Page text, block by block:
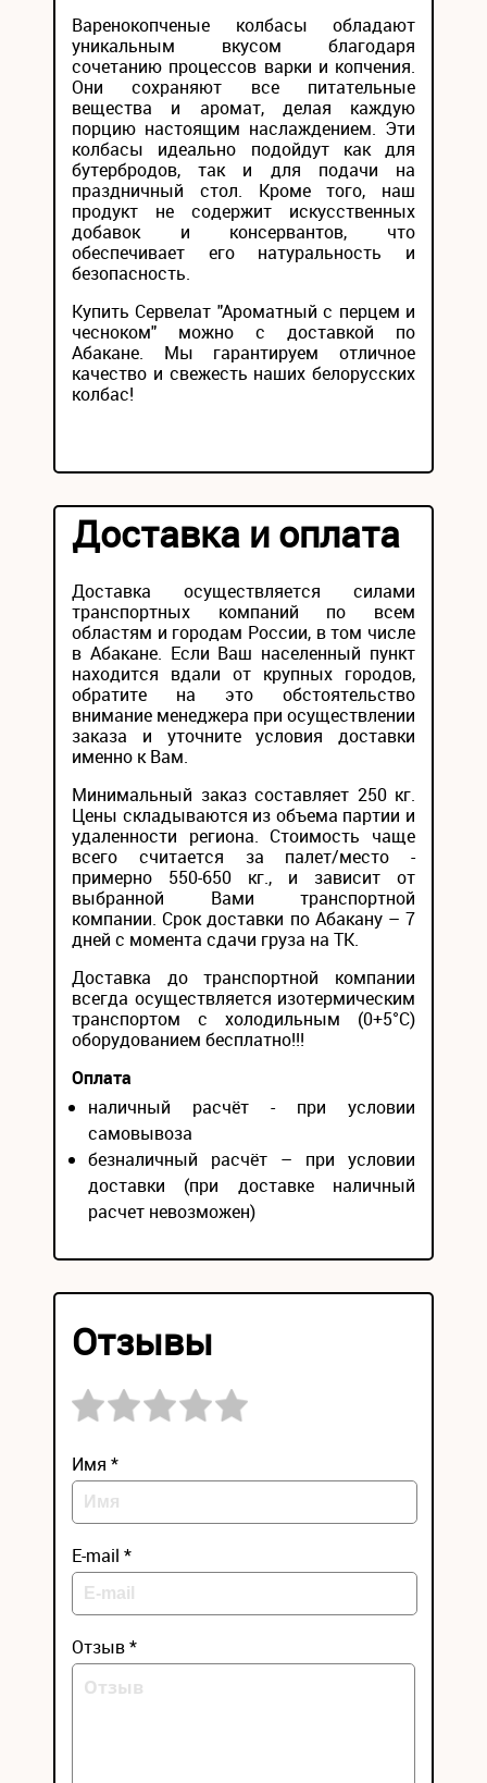
Варенокопченые колбасы обладают
уникальным вкусом благодаря
сочетанию процессов варки и копчения.
Они сохраняют все питательные
вещества и аромат, делая каждую
порцию настоящим наслаждением. Эти
колбасы идеально подойдут как для
бутербродов, так и для подачи на
праздничный стол. Кроме того, наш
продукт не содержит искусственных
добавок и консервантов, что
обеспечивает его натуральность и
безопасность.
Купить Сервелат "Ароматный с перцем и
чесноком" можно с доставкой по
Абакане. Мы гарантируем отличное
качество и свежесть наших белорусских
колбас!
Доставка и оплата
Доставка осуществляется силами
транспортных компаний по всем
областям и городам России, в том числе
в Абакане. Если Ваш населенный пункт
находится вдали от крупных городов,
обратите на это обстоятельство
внимание менеджера при осуществлении
заказа и уточните условия доставки
именно к Вам.
Минимальный заказ составляет 250 кг.
Цены складываются из объема партии и
удаленности региона. Стоимость чаще
всего считается за палет/место -
примерно 550-650 кг., и зависит от
выбранной Вами транспортной
компании. Срок доставки по Абакану – 7
дней с момента сдачи груза на ТК.
Доставка до транспортной компании
всегда осуществляется изотермическим
транспортом с холодильным (0+5°С)
оборудованием бесплатно!!!
Оплата
наличный расчёт - при условии
самовывоза
безналичный расчёт – при условии
доставки (при доставке наличный
расчет невозможен)
Отзывы
Имя *
E-mail *
Отзыв *